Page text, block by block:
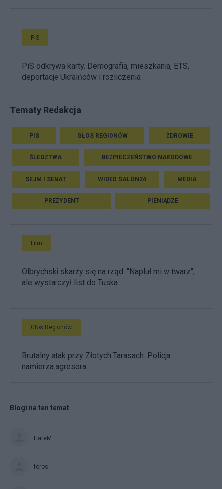
PiS
PiS odkrywa karty. Demografia, mieszkania, ETS,
deportacje Ukraińców i rozliczenia
Tematy Redakcja
PIS GŁOS REGIONÓW ZDROWIE
ŚLEDZTWA BEZPIECZEŃSTWO NARODOWE
SEJM I SENAT WIDEO SALON24 MEDIA
PREZYDENT PIENIĄDZE
Film
Olbrychski skarży się na rząd. "Napluł mi w twarz",
ale wystarczył list do Tuska
Głos Regionów
Brutalny atak przy Złotych Tarasach. Policja
namierza agresora
Blogi na ten temat
HareM
foros